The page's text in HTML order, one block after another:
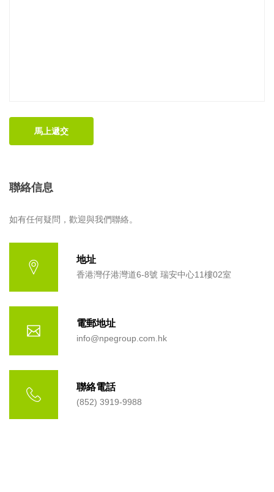
聯絡信息
如有任何疑問，歡迎與我們聯絡。
地址
香港灣仔港灣道6-8號 瑞安中心11樓02室
電郵地址
info@npegroup.com.hk
聯絡電話
(852) 3919-9988